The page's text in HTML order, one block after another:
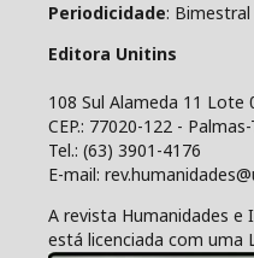
Periodicidade:
Editora Unitins
108 Sul Alameda 11 Lote
CEP.: 77020-122 -
Tel.: (63) 3901-4176
E-mail:
A revista Humanidades e
está licenciada com uma